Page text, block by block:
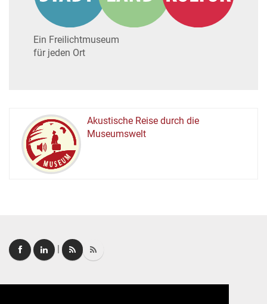
Ein Freilichtmuseum
für jeden Ort
MUSEUM
Akustische Reise durch die
Museumswelt